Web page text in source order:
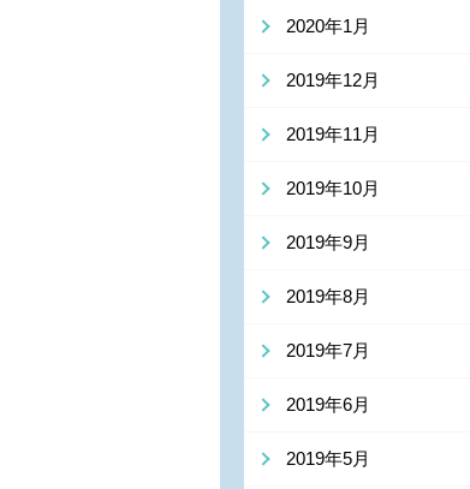
2020年1月
2019年12月
2019年11月
2019年10月
2019年9月
2019年8月
2019年7月
2019年6月
2019年5月